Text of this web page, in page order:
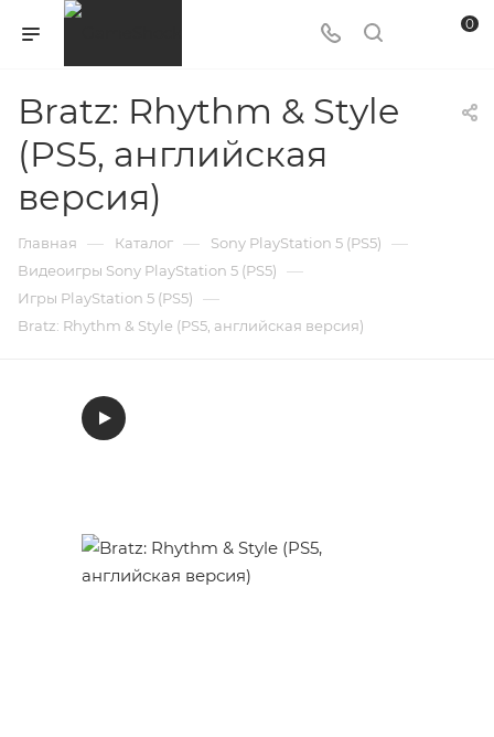
0
Bratz: Rhythm & Style
(PS5, английская
версия)
Главная — Каталог — Sony PlayStation 5 (PS5) —
Видеоигры Sony PlayStation 5 (PS5) —
Игры PlayStation 5 (PS5) —
Bratz: Rhythm & Style (PS5, английская версия)